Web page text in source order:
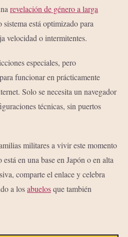
revelación de género a larga
está optimizado para
velocidad o intermitentes.
especiales, pero
funcionar en prácticamente
Solo se necesita un navegador
técnicas, sin puertos
militares a vivir este momento
en una base en Japón o en alta
comparte el enlace y celebra
a losabuelosque también